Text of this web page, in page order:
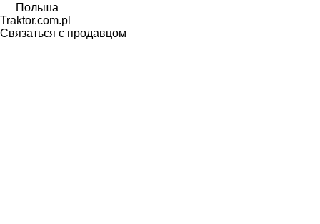
Польша
Traktor.com.pl
Связаться с продавцом